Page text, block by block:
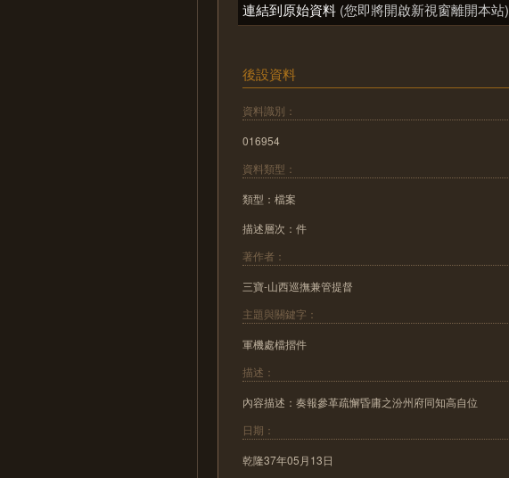
連結到原始資料 (您即將開啟新視窗離開本站)
後設資料
資料識別：
016954
資料類型：
類型：檔案
描述層次：件
著作者：
三寶-山西巡撫兼管提督
主題與關鍵字：
軍機處檔摺件
描述：
內容描述：奏報參革疏懈昏庸之汾州府同知高自位
日期：
乾隆37年05月13日